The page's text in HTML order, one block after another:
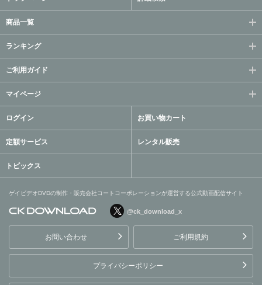
商品一覧
ランキング
ご利用ガイド
マイページ
ログイン お買い物カート
定額サービス レンタル販売
トピックス
ゲイビデオDVDの制作・販売会社コートコーポレーションが運営する公式動画配信サイト
ョンが運営する公式動画配
信サイト
@ck_download_x
お問い合わせ ご利用規約
プライバシーポリシー